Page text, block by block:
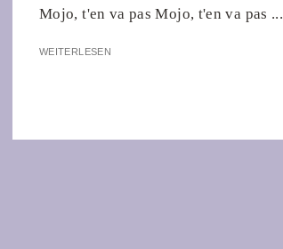
Mojo, t'en va pas Mojo, t'en va pas ...
WEITERLESEN